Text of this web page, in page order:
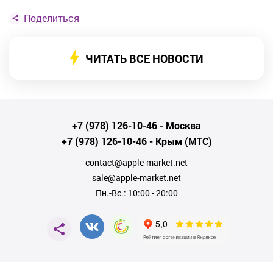
Поделиться
ЧИТАТЬ ВСЕ НОВОСТИ
+7 (978) 126-10-46- Москва
+7 (978) 126-10-46- Крым (МТС)
contact@apple-market.net
sale@apple-market.net
Пн.-Вс.: 10:00 - 20:00